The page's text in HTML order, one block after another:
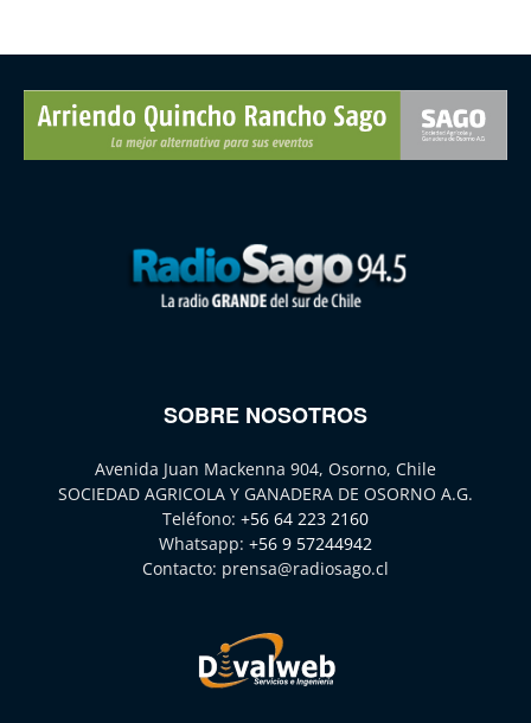
SOBRE NOSOTROS
Avenida Juan Mackenna 904, Osorno, Chile
SOCIEDAD AGRICOLA Y GANADERA DE OSORNO A.G.
Teléfono: +56 64 223 2160
Whatsapp: +56 9 57244942
Contacto: prensa@radiosago.cl